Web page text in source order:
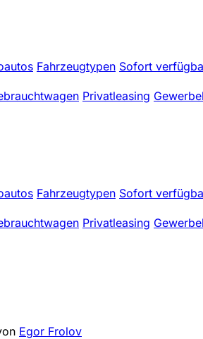
Fahrzeugtypen Sofort
Privatleasing
Fahrzeugtypen Sofort
Privatleasing
Egor Frolov